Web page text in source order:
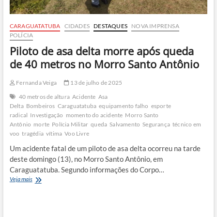
CARAGUATATUBA CIDADES DESTAQUES
NOVA IMPRENSA
POLÍCIA
Piloto de asa delta morre após queda
de 40 metros no Morro Santo Antônio
Fernanda Veiga
13 de julho de 2025
40 metros de altura Acidente Asa
Delta Bombeiros Caraguatatuba equipamento falho esporte
radical Investigação momento do acidente Morro Santo
Antônio morte Polícia Militar queda Salvamento Segurança técnico em
voo tragédia vítima Voo Livre
Um acidente fatal de um piloto de asa delta ocorreu na tarde
deste domingo (13), no Morro Santo Antônio, em
Caraguatatuba. Segundo informações do Corpo…
Veja maisPiloto